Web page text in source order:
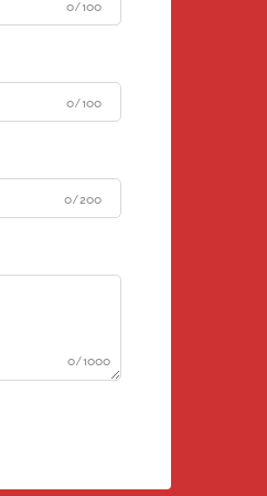
0/100
0/100
0/200
0/1000